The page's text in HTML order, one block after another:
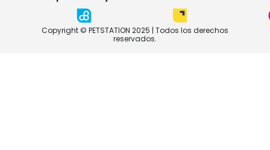
Copyright © PETSTATION 2025 | Todos los derechos
reservados.